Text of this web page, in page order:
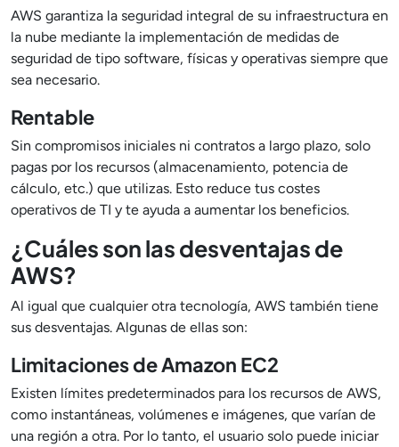
AWS garantiza la seguridad integral de su infraestructura en
la nube mediante la implementación de medidas de
seguridad de tipo software, físicas y operativas siempre que
sea necesario.
Rentable
Sin compromisos iniciales ni contratos a largo plazo, solo
pagas por los recursos (almacenamiento, potencia de
cálculo, etc.) que utilizas. Esto reduce tus costes
operativos de TI y te ayuda a aumentar los beneficios.
¿Cuáles son las desventajas de
AWS?
Al igual que cualquier otra tecnología, AWS también tiene
sus desventajas. Algunas de ellas son:
Limitaciones de Amazon EC2
Existen límites predeterminados para los recursos de AWS,
como instantáneas, volúmenes e imágenes, que varían de
una región a otra. Por lo tanto, el usuario solo puede iniciar